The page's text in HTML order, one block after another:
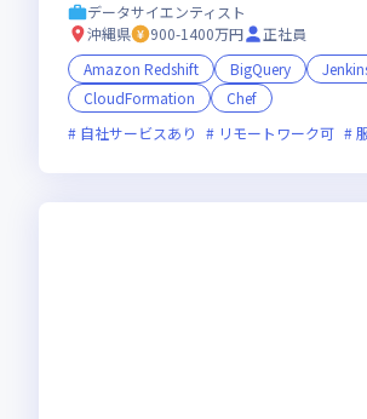
データサイエンティスト
沖縄県
900-1400万円
正社員
Amazon Redshift
BigQuery
CloudFormation
Chef
自社サービスあり
リモートワーク可